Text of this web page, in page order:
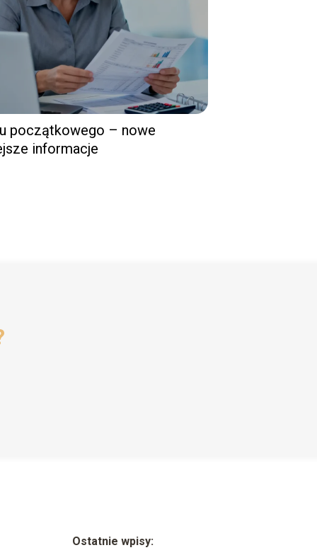
początkowego – nowe
informacje
Ostatnie wpisy: